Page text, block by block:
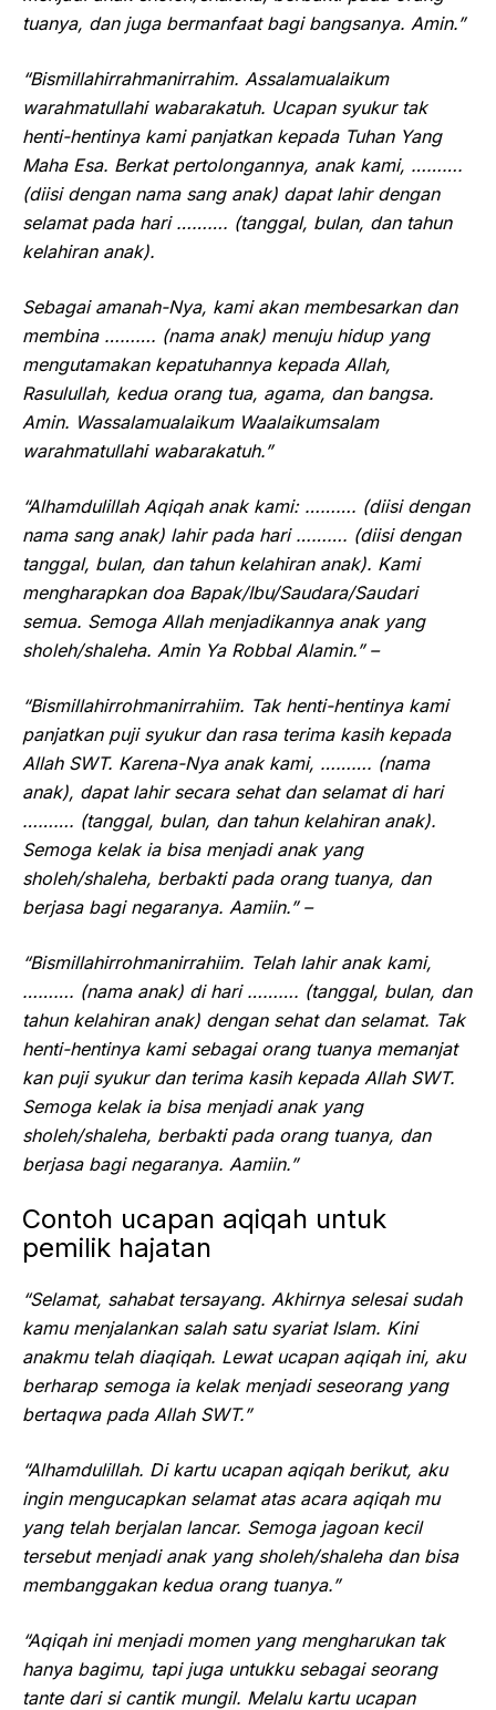
tuanya, dan juga bermanfaat bagi bangsanya. Amin.”
“Bismillahirrahmanirrahim. Assalamualaikum
warahmatullahi wabarakatuh. Ucapan syukur tak
henti-hentinya kami panjatkan kepada Tuhan Yang
Maha Esa. Berkat pertolongannya, anak kami, ……….
(diisi dengan nama sang anak) dapat lahir dengan
selamat pada hari ………. (tanggal, bulan, dan tahun
kelahiran anak).
Sebagai amanah-Nya, kami akan membesarkan dan
membina ………. (nama anak) menuju hidup yang
mengutamakan kepatuhannya kepada Allah,
Rasulullah, kedua orang tua, agama, dan bangsa.
Amin. Wassalamualaikum Waalaikumsalam
warahmatullahi wabarakatuh.”
“Alhamdulillah Aqiqah anak kami: ………. (diisi dengan
nama sang anak) lahir pada hari ………. (diisi dengan
tanggal, bulan, dan tahun kelahiran anak). Kami
mengharapkan doa Bapak/Ibu/Saudara/Saudari
semua. Semoga Allah menjadikannya anak yang
sholeh/shaleha. Amin Ya Robbal Alamin.” –
“Bismillahirrohmanirrahiim. Tak henti-hentinya kami
panjatkan puji syukur dan rasa terima kasih kepada
Allah SWT. Karena-Nya anak kami, ………. (nama
anak), dapat lahir secara sehat dan selamat di hari
………. (tanggal, bulan, dan tahun kelahiran anak).
Semoga kelak ia bisa menjadi anak yang
sholeh/shaleha, berbakti pada orang tuanya, dan
berjasa bagi negaranya. Aamiin.” –
“Bismillahirrohmanirrahiim. Telah lahir anak kami,
………. (nama anak) di hari ………. (tanggal, bulan, dan
tahun kelahiran anak) dengan sehat dan selamat. Tak
henti-hentinya kami sebagai orang tuanya memanjat
kan puji syukur dan terima kasih kepada Allah SWT.
Semoga kelak ia bisa menjadi anak yang
sholeh/shaleha, berbakti pada orang tuanya, dan
berjasa bagi negaranya. Aamiin.”
Contoh ucapan aqiqah untuk
pemilik hajatan
“Selamat, sahabat tersayang. Akhirnya selesai sudah
kamu menjalankan salah satu syariat Islam. Kini
anakmu telah diaqiqah. Lewat ucapan aqiqah ini, aku
berharap semoga ia kelak menjadi seseorang yang
bertaqwa pada Allah SWT.”
“Alhamdulillah. Di kartu ucapan aqiqah berikut, aku
ingin mengucapkan selamat atas acara aqiqah mu
yang telah berjalan lancar. Semoga jagoan kecil
tersebut menjadi anak yang sholeh/shaleha dan bisa
membanggakan kedua orang tuanya.”
“Aqiqah ini menjadi momen yang mengharukan tak
hanya bagimu, tapi juga untukku sebagai seorang
tante dari si cantik mungil. Melalu kartu ucapan